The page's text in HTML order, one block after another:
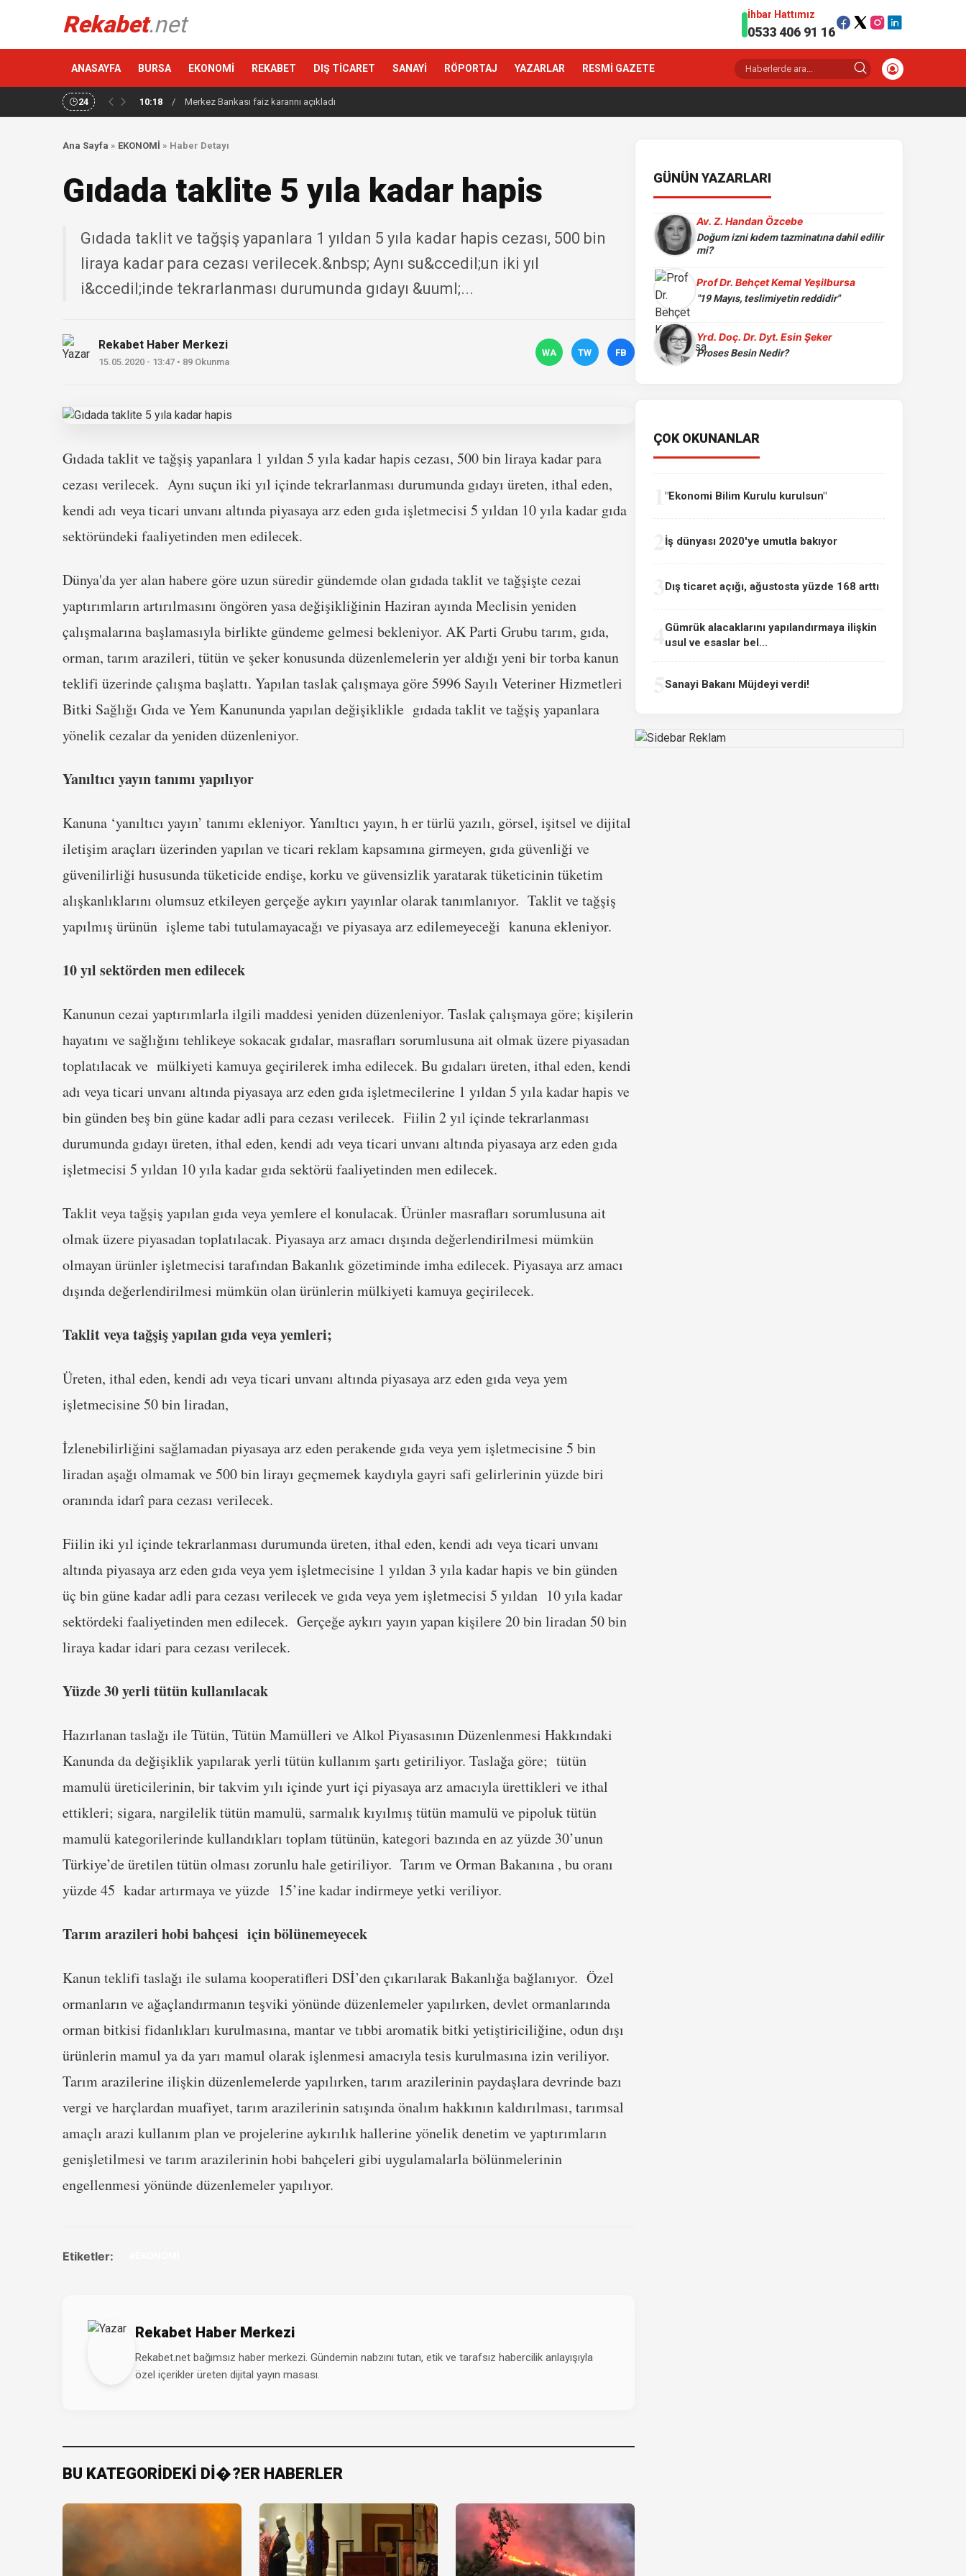
Rekabet.net İhbar Hattımız
0533 406 91 16
ANASAYFA BURSA EKONOMİ REKABET DIŞ TİCARET SANAYİ RÖPORTAJ YAZARLAR RESMİ GAZETE
24 10:18 / Merkez Bankası faiz kararını açıkladı
Ana Sayfa » EKONOMİ » Haber Detayı
Gıdada taklite 5 yıla kadar hapis
Gıdada taklit ve tağşiş yapanlara 1 yıldan 5 yıla kadar hapis cezası, 500 bin
liraya kadar para cezası verilecek.&nbsp; Aynı su&ccedil;un iki yıl
i&ccedil;inde tekrarlanması durumunda gıdayı &uuml;...
Rekabet Haber Merkezi
15.05.2020 - 13:47 • 89 Okunma
WA TW FB
Gıdada taklit ve tağşiş yapanlara 1 yıldan 5 yıla kadar hapis cezası, 500 bin liraya kadar para
cezası verilecek. Aynı suçun iki yıl içinde tekrarlanması durumunda gıdayı üreten, ithal eden,
kendi adı veya ticari unvanı altında piyasaya arz eden gıda işletmecisi 5 yıldan 10 yıla kadar gıda
sektöründeki faaliyetinden men edilecek.
Dünya'da yer alan habere göre uzun süredir gündemde olan gıdada taklit ve tağşişte cezai
yaptırımların artırılmasını öngören yasa değişikliğinin Haziran ayında Meclisin yeniden
çalışmalarına başlamasıyla birlikte gündeme gelmesi bekleniyor. AK Parti Grubu tarım, gıda,
orman, tarım arazileri, tütün ve şeker konusunda düzenlemelerin yer aldığı yeni bir torba kanun
teklifi üzerinde çalışma başlattı. Yapılan taslak çalışmaya göre 5996 Sayılı Veteriner Hizmetleri
Bitki Sağlığı Gıda ve Yem Kanununda yapılan değişiklikle gıdada taklit ve tağşiş yapanlara
yönelik cezalar da yeniden düzenleniyor.
Yanıltıcı yayın tanımı yapılıyor
Kanuna ‘yanıltıcı yayın’ tanımı ekleniyor. Yanıltıcı yayın, h er türlü yazılı, görsel, işitsel ve dijital
iletişim araçları üzerinden yapılan ve ticari reklam kapsamına girmeyen, gıda güvenliği ve
güvenilirliği hususunda tüketicide endişe, korku ve güvensizlik yaratarak tüketicinin tüketim
alışkanlıklarını olumsuz etkileyen gerçeğe aykırı yayınlar olarak tanımlanıyor. Taklit ve tağşiş
yapılmış ürünün işleme tabi tutulamayacağı ve piyasaya arz edilemeyeceği kanuna ekleniyor.
10 yıl sektörden men edilecek
Kanunun cezai yaptırımlarla ilgili maddesi yeniden düzenleniyor. Taslak çalışmaya göre; kişilerin
hayatını ve sağlığını tehlikeye sokacak gıdalar, masrafları sorumlusuna ait olmak üzere piyasadan
toplatılacak ve mülkiyeti kamuya geçirilerek imha edilecek. Bu gıdaları üreten, ithal eden, kendi
adı veya ticari unvanı altında piyasaya arz eden gıda işletmecilerine 1 yıldan 5 yıla kadar hapis ve
bin günden beş bin güne kadar adli para cezası verilecek. Fiilin 2 yıl içinde tekrarlanması
durumunda gıdayı üreten, ithal eden, kendi adı veya ticari unvanı altında piyasaya arz eden gıda
işletmecisi 5 yıldan 10 yıla kadar gıda sektörü faaliyetinden men edilecek.
Taklit veya tağşiş yapılan gıda veya yemlere el konulacak. Ürünler masrafları sorumlusuna ait
olmak üzere piyasadan toplatılacak. Piyasaya arz amacı dışında değerlendirilmesi mümkün
olmayan ürünler işletmecisi tarafından Bakanlık gözetiminde imha edilecek. Piyasaya arz amacı
dışında değerlendirilmesi mümkün olan ürünlerin mülkiyeti kamuya geçirilecek.
Taklit veya tağşiş yapılan gıda veya yemleri;
Üreten, ithal eden, kendi adı veya ticari unvanı altında piyasaya arz eden gıda veya yem
işletmecisine 50 bin liradan,
İzlenebilirliğini sağlamadan piyasaya arz eden perakende gıda veya yem işletmecisine 5 bin
liradan aşağı olmamak ve 500 bin lirayı geçmemek kaydıyla gayri safi gelirlerinin yüzde biri
oranında idarî para cezası verilecek.
Fiilin iki yıl içinde tekrarlanması durumunda üreten, ithal eden, kendi adı veya ticari unvanı
altında piyasaya arz eden gıda veya yem işletmecisine 1 yıldan 3 yıla kadar hapis ve bin günden
üç bin güne kadar adli para cezası verilecek ve gıda veya yem işletmecisi 5 yıldan 10 yıla kadar
sektördeki faaliyetinden men edilecek. Gerçeğe aykırı yayın yapan kişilere 20 bin liradan 50 bin
liraya kadar idari para cezası verilecek.
Yüzde 30 yerli tütün kullanılacak
Hazırlanan taslağı ile Tütün, Tütün Mamülleri ve Alkol Piyasasının Düzenlenmesi Hakkındaki
Kanunda da değişiklik yapılarak yerli tütün kullanım şartı getiriliyor. Taslağa göre; tütün
mamulü üreticilerinin, bir takvim yılı içinde yurt içi piyasaya arz amacıyla ürettikleri ve ithal
ettikleri; sigara, nargilelik tütün mamulü, sarmalık kıyılmış tütün mamulü ve pipoluk tütün
mamulü kategorilerinde kullandıkları toplam tütünün, kategori bazında en az yüzde 30’unun
Türkiye’de üretilen tütün olması zorunlu hale getiriliyor. Tarım ve Orman Bakanına , bu oranı
yüzde 45 kadar artırmaya ve yüzde 15’ine kadar indirmeye yetki veriliyor.
Tarım arazileri hobi bahçesi için bölünemeyecek
Kanun teklifi taslağı ile sulama kooperatifleri DSİ’den çıkarılarak Bakanlığa bağlanıyor. Özel
ormanların ve ağaçlandırmanın teşviki yönünde düzenlemeler yapılırken, devlet ormanlarında
orman bitkisi fidanlıkları kurulmasına, mantar ve tıbbi aromatik bitki yetiştiriciliğine, odun dışı
ürünlerin mamul ya da yarı mamul olarak işlenmesi amacıyla tesis kurulmasına izin veriliyor.
Tarım arazilerine ilişkin düzenlemelerde yapılırken, tarım arazilerinin paydaşlara devrinde bazı
vergi ve harçlardan muafiyet, tarım arazilerinin satışında önalım hakkının kaldırılması, tarımsal
amaçlı arazi kullanım plan ve projelerine aykırılık hallerine yönelik denetim ve yaptırımların
genişletilmesi ve tarım arazilerinin hobi bahçeleri gibi uygulamalarla bölünmelerinin
engellenmesi yönünde düzenlemeler yapılıyor.
Etiketler:
Rekabet Haber Merkezi
Rekabet.net bağımsız haber merkezi. Gündemin nabzını tutan, etik ve tarafsız habercilik anlayışıyla
özel içerikler üreten dijital yayın masası.
BU KATEGORİDEKİ Dİ�?ER HABERLER
GÜNÜN YAZARLARI
Av. Z. Handan Özcebe
Doğum izni kıdem tazminatına dahil edilir
mi?
Prof Dr. Behçet Kemal Yeşilbursa
"19 Mayıs, teslimiyetin reddidir"
Yrd. Doç. Dr. Dyt. Esin Şeker
Proses Besin Nedir?
ÇOK OKUNANLAR
"Ekonomi Bilim Kurulu kurulsun"
İş dünyası 2020'ye umutla bakıyor
Dış ticaret açığı, ağustosta yüzde 168 arttı
Gümrük alacaklarını yapılandırmaya ilişkin
usul ve esaslar bel...
Sanayi Bakanı Müjdeyi verdi!